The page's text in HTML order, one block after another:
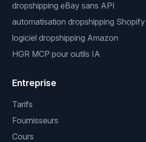
dropshipping eBay sans API
automatisation dropshipping Shopify
logiciel dropshipping Amazon
HGR MCP pour outils IA
Entreprise
Tarifs
Fournisseurs
Cours